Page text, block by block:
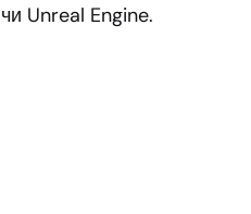
Unreal Engine.